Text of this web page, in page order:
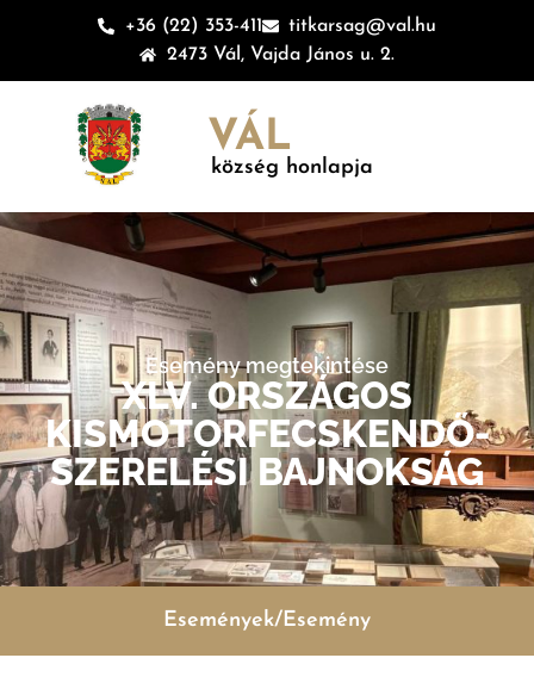
+36 (22) 353-411
titkarsag@val.hu
2473 Vál, Vajda János u. 2.
VÁL
község honlapja
Esemény megtekintése
XLV. ORSZÁGOS
KISMOTORFECSKENDŐ-
SZERELÉSI BAJNOKSÁG
Események/Esemény